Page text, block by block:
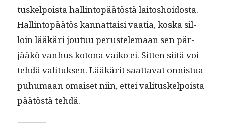
tuskelpoista hallintopäätöstä laitoshoi­dos­ta.
Hallintopäätös kan­nat­taisi vaa­tia, kos­ka sil­
loin lääkäri joutuu perustele­maan sen pär­
jääkö van­hus kotona vaiko ei. Sit­ten siitä voi
tehdä val­i­tuk­sen. Lääkärit saat­ta­vat onnis­tua
puhu­maan omaiset niin, ettei val­i­tuskelpoista
päätöstä tehdä.